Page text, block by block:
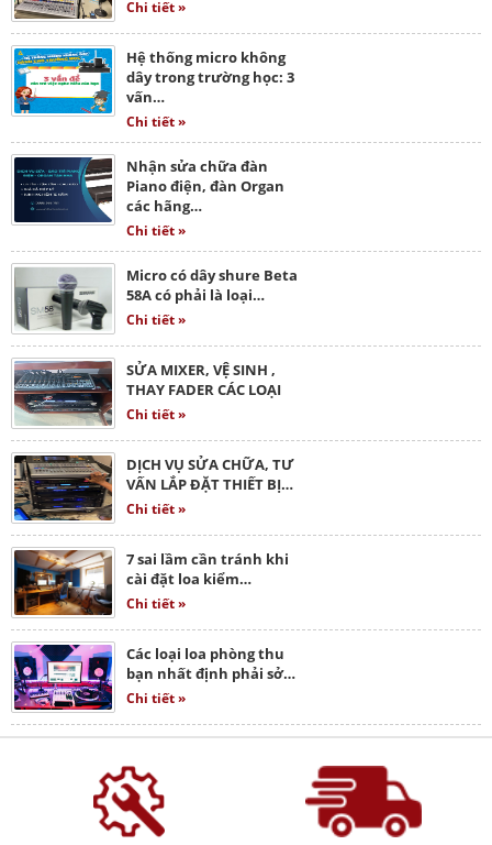
Chi tiết »
Hệ thống micro không
dây trong trường học: 3
vấn…
Chi tiết »
Nhận sửa chữa đàn
Piano điện, đàn Organ
các hãng…
Chi tiết »
Micro có dây shure Beta
58A có phải là loại…
Chi tiết »
SỬA MIXER, VỆ SINH ,
THAY FADER CÁC LOẠI
Chi tiết »
DỊCH VỤ SỬA CHỮA, TƯ
VẤN LẮP ĐẶT THIẾT BỊ…
Chi tiết »
7 sai lầm cần tránh khi
cài đặt loa kiểm…
Chi tiết »
Các loại loa phòng thu
bạn nhất định phải sở…
Chi tiết »